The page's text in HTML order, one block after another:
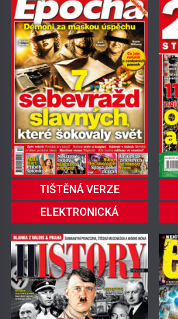
TIŠTĚNÁ VERZE
ELEKTRONICKÁ